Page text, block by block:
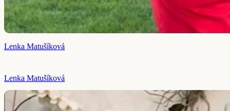
Lenka Matušíková
Lenka Matušíková